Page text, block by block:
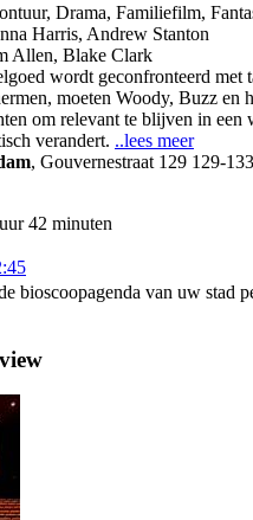
Drama, Familiefilm,
Harris, Andrew Stanton
Allen, Blake Clark
wordt geconfronteerd met
moeten Woody, Buzz en
om relevant te blijven in een
verandert. ..lees meer
, Gouvernestraat 129 129-
42 minuten
bioscoopagenda van uw stad